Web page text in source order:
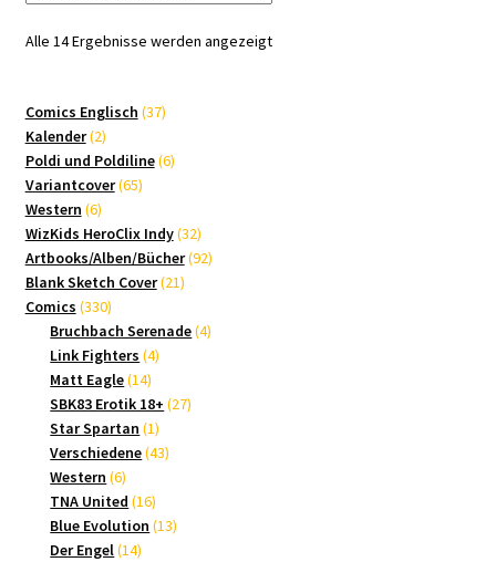
Alle 14 Ergebnisse werden angezeigtNach
Comics Englisch 3737
Kalender 22
Produkte
Poldi und Poldiline 66
Variantcover 6565
Western 66
Produkte
WizKids HeroClix Indy 3232
Produkte
Artbooks/Alben/Bücher 9292
Blank Sketch Cover 2121
Comics 330330
Produkte
Bruchbach Serenade 44
Link Fighters 44
Matt Eagle 1414
Produkte
SBK83 Erotik 18+ 2727
Star Spartan 11
Produkt
Verschiedene 4343
Western 66
Produkte
TNA United 1616
Produkte
Blue Evolution 1313
Der Engel 1414